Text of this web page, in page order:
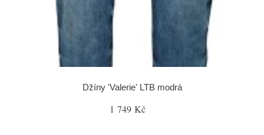
Džíny 'Valerie' LTB modrá
1 749 Kč